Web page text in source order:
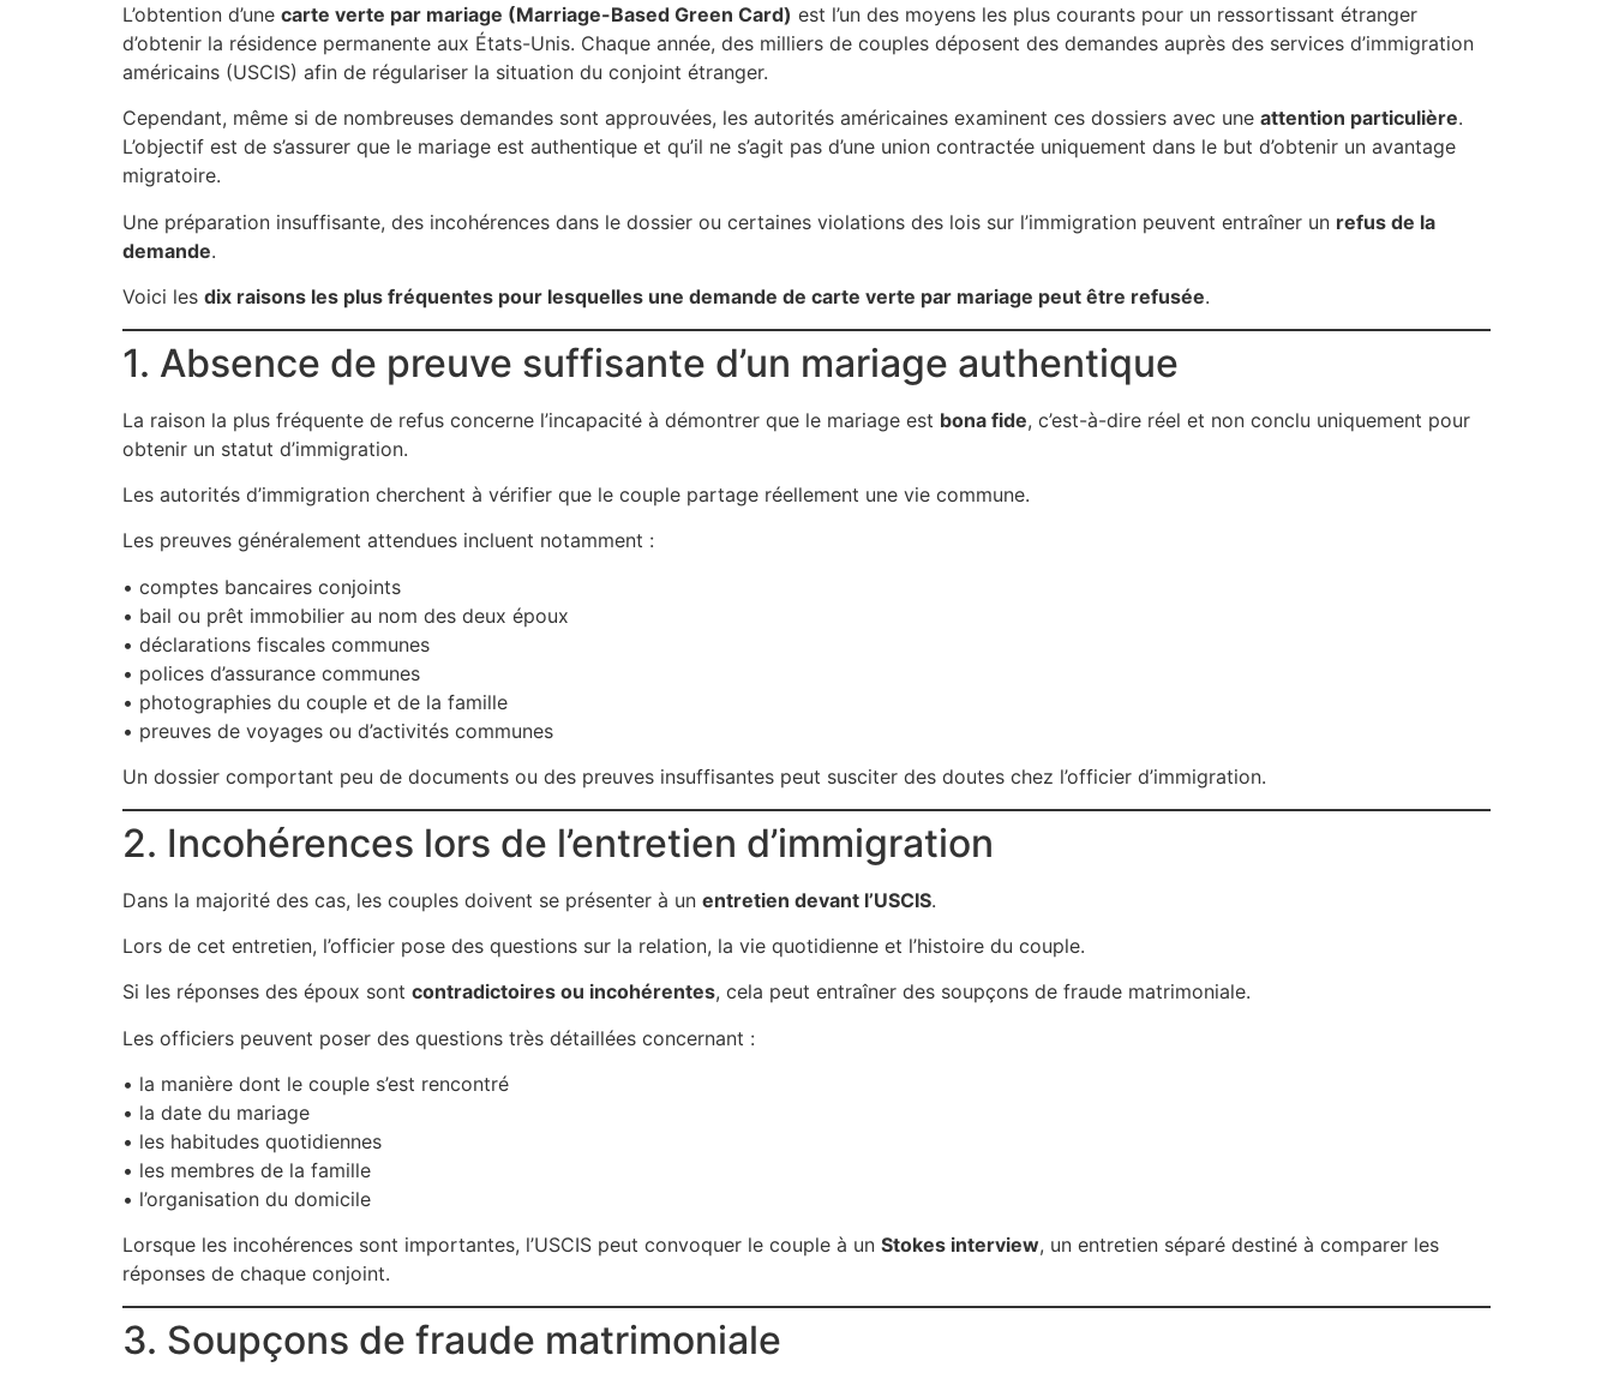
L’obtention d’une carte verte par mariage (Marriage-Based Green Card) est l’un des moyens les plus courants pour un ressortissant étranger
d’obtenir la résidence permanente aux États-Unis. Chaque année, des milliers de couples déposent des demandes auprès des services d’immigration
américains (USCIS) afin de régulariser la situation du conjoint étranger.
Cependant, même si de nombreuses demandes sont approuvées, les autorités américaines examinent ces dossiers avec une attention particulière.
L’objectif est de s’assurer que le mariage est authentique et qu’il ne s’agit pas d’une union contractée uniquement dans le but d’obtenir un avantage
migratoire.
Une préparation insuffisante, des incohérences dans le dossier ou certaines violations des lois sur l’immigration peuvent entraîner un refus de la
demande.
Voici les dix raisons les plus fréquentes pour lesquelles une demande de carte verte par mariage peut être refusée.
1. Absence de preuve suffisante d’un mariage authentique
La raison la plus fréquente de refus concerne l’incapacité à démontrer que le mariage est bona fide, c’est-à-dire réel et non conclu uniquement pour
obtenir un statut d’immigration.
Les autorités d’immigration cherchent à vérifier que le couple partage réellement une vie commune.
Les preuves généralement attendues incluent notamment :
• comptes bancaires conjoints
• bail ou prêt immobilier au nom des deux époux
• déclarations fiscales communes
• polices d’assurance communes
• photographies du couple et de la famille
• preuves de voyages ou d’activités communes
Un dossier comportant peu de documents ou des preuves insuffisantes peut susciter des doutes chez l’officier d’immigration.
2. Incohérences lors de l’entretien d’immigration
Dans la majorité des cas, les couples doivent se présenter à un entretien devant l’USCIS.
Lors de cet entretien, l’officier pose des questions sur la relation, la vie quotidienne et l’histoire du couple.
Si les réponses des époux sont contradictoires ou incohérentes, cela peut entraîner des soupçons de fraude matrimoniale.
Les officiers peuvent poser des questions très détaillées concernant :
• la manière dont le couple s’est rencontré
• la date du mariage
• les habitudes quotidiennes
• les membres de la famille
• l’organisation du domicile
Lorsque les incohérences sont importantes, l’USCIS peut convoquer le couple à un Stokes interview, un entretien séparé destiné à comparer les
réponses de chaque conjoint.
3. Soupçons de fraude matrimoniale